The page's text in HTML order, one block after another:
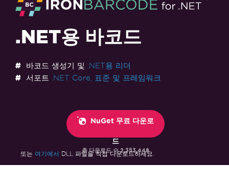
.NET용 바코드
바코드 생성기 및
.NET용 리더
서포트
.NET Core, 표준 및 프레임워크
NuGet 무료 다운로
드
총 다운로드 수2,353,448
또는 여기에서 DLL 파일을 직접 다운로드하세요.